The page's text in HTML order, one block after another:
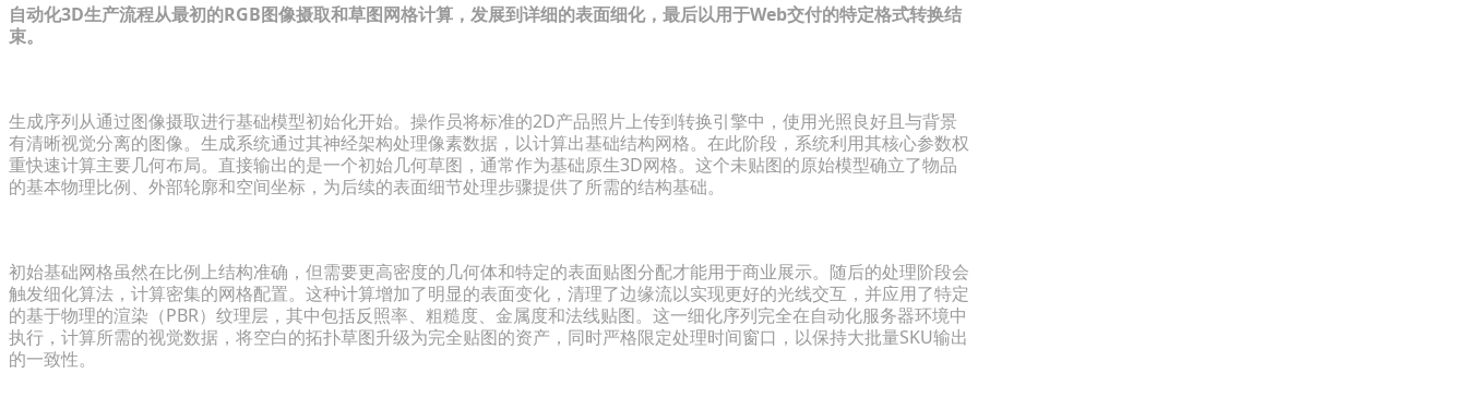
自动化3D生产流程从最初的RGB图像摄取和草图网格计算，发展到详细的表面细化，最后以用于Web交付的特定格式转换结
束。
生成序列从通过图像摄取进行基础模型初始化开始。操作员将标准的2D产品照片上传到转换引擎中，使用光照良好且与背景
有清晰视觉分离的图像。生成系统通过其神经架构处理像素数据，以计算出基础结构网格。在此阶段，系统利用其核心参数权
重快速计算主要几何布局。直接输出的是一个初始几何草图，通常作为基础原生3D网格。这个未贴图的原始模型确立了物品
的基本物理比例、外部轮廓和空间坐标，为后续的表面细节处理步骤提供了所需的结构基础。
初始基础网格虽然在比例上结构准确，但需要更高密度的几何体和特定的表面贴图分配才能用于商业展示。随后的处理阶段会
触发细化算法，计算密集的网格配置。这种计算增加了明显的表面变化，清理了边缘流以实现更好的光线交互，并应用了特定
的基于物理的渲染（PBR）纹理层，其中包括反照率、粗糙度、金属度和法线贴图。这一细化序列完全在自动化服务器环境中
执行，计算所需的视觉数据，将空白的拓扑草图升级为完全贴图的资产，同时严格限定处理时间窗口，以保持大批量SKU输出
的一致性。